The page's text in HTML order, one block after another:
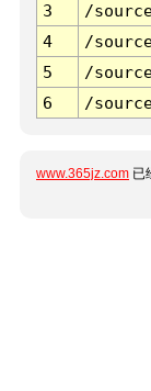
3 /
4
/
5
/
6
/
www.365jz.com 已